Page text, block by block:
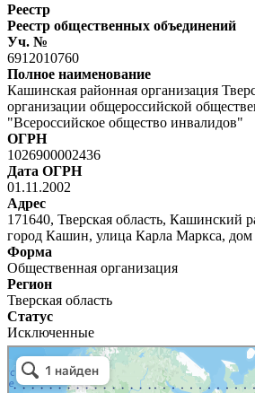
Реестр
Реестр общественных объединений
Уч. №
6912010760
Полное наименование
Кашинская районная организация
организации общероссийской
"Всероссийское общество инвалидов"
ОГРН
1026900002436
Дата ОГРН
01.11.2002
Адрес
171640, Тверская область, Кашинский
город Кашин, улица Карла Маркса, дом
Форма
Общественная организация
Регион
Тверская область
Статус
Исключенные